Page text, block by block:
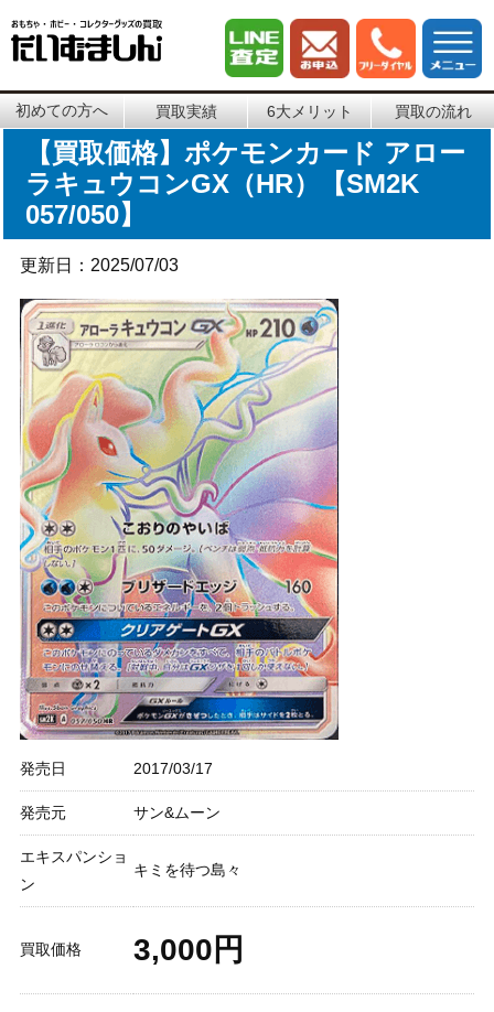
初めての方へ 買取実績 6大メリット 買取の流れ
【買取価格】ポケモンカード アロー
ラキュウコンGX（HR）【SM2K
057/050】
更新日：2025/07/03
発売日 2017/03/17
発売元 サン&ムーン
エキスパンショ
ン
キミを待つ島々
買取価格 3,000円